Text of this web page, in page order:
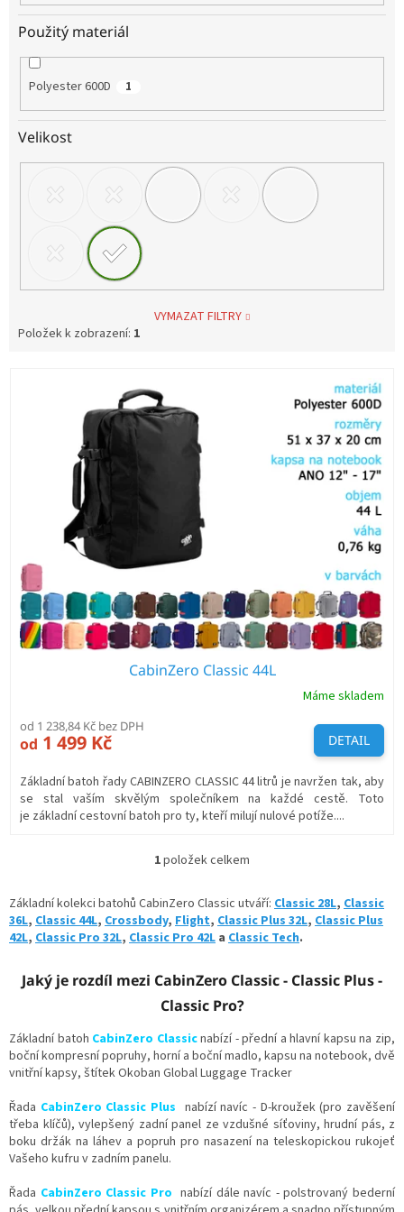
Použitý materiál
Polyester 600D 1
Velikost
VYMAZAT FILTRY
Položek k zobrazení: 1
CabinZero Classic 44L
Máme skladem
od 1 238,84 Kč bez DPH
od 1 499 Kč DETAIL
Základní batoh řady CABINZERO CLASSIC 44 litrů je navržen tak, aby
se stal vaším skvělým společníkem na každé cestě. Toto
je základní cestovní batoh pro ty, kteří milují nulové potíže....
O
l
á
d
c
í
p
v
k
y
ý
p
i
1položek celkem
Základní kolekci batohů CabinZero Classic utváří: Classic 28L, Classic
36L, Classic 44L, Crossbody, Flight, Classic Plus 32L, Classic Plus
42L, Classic Pro 32L, Classic Pro 42L a Classic Tech.
Jaký je rozdíl mezi CabinZero Classic - Classic Plus -
Classic Pro?
Základní batoh CabinZero Classicnabízí - přední a hlavní kapsu na zip,
boční kompresní popruhy, horní a boční madlo, kapsu na notebook, dvě
vnitřní kapsy, štítek Okoban Global Luggage Tracker
Řada CabinZero Classic Plus nabízí navíc - D-kroužek (pro zavěšení
třeba klíčů), vylepšený zadní panel ze vzdušné síťoviny, hrudní pás, z
boku držák na láhev a popruh pro nasazení na teleskopickou rukojeť
Vašeho kufru v zadním panelu.
Řada CabinZero Classic Pro nabízí dále navíc - polstrovaný bederní